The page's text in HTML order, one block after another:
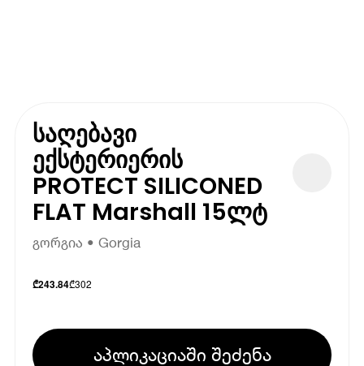
საღებავი
ექსტერიერის
PROTECT SILICONED
FLAT Marshall 15ლტ
გორგია • Gorgia
₾243.84₾302
აპლიკაციაში შეძენა